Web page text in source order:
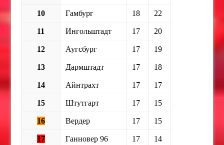
10 Гамбург 18 22
11 Ингольштадт 17 20
12 Аугсбург 17 19
13 Дармштадт 17 18
14 Айнтрахт 17 17
15 Штутгарт 17 15
16 Вердер 17 15
17 Ганновер 96 17 14